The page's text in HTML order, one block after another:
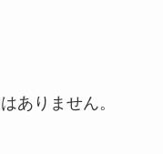
ありません。